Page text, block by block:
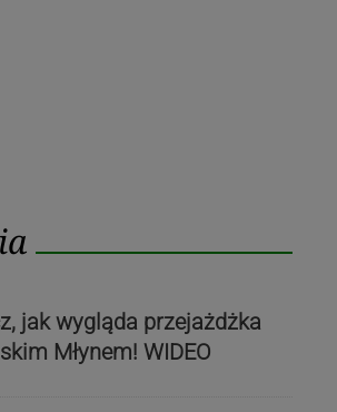
jak wygląda przejażdżka
Młynem! WIDEO